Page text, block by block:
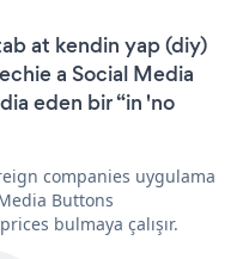
at kendin yap (diy)
a Social Media
eden bir “in 'no
companies uygulama
Buttons
bulmaya çalışır.